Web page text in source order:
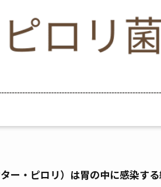
ー・ピロリ）は胃の中に感染す